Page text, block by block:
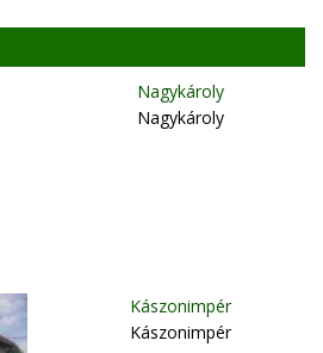
Nagykároly
Nagykároly
Kászonimpér
Kászonimpér